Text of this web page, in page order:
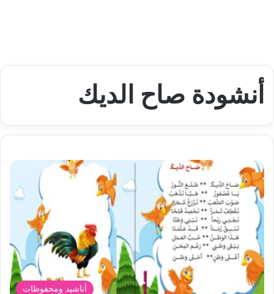
أنشودة صاح الديك
أناشيد ومحفوظات